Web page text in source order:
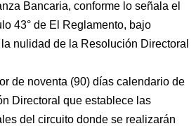
Bancaria, conforme lo señala el
43° de El Reglamento, bajo
nulidad de la Resolución Directoral
de noventa (90) días calendario de
Directoral que establece las
del circuito donde se realizarán